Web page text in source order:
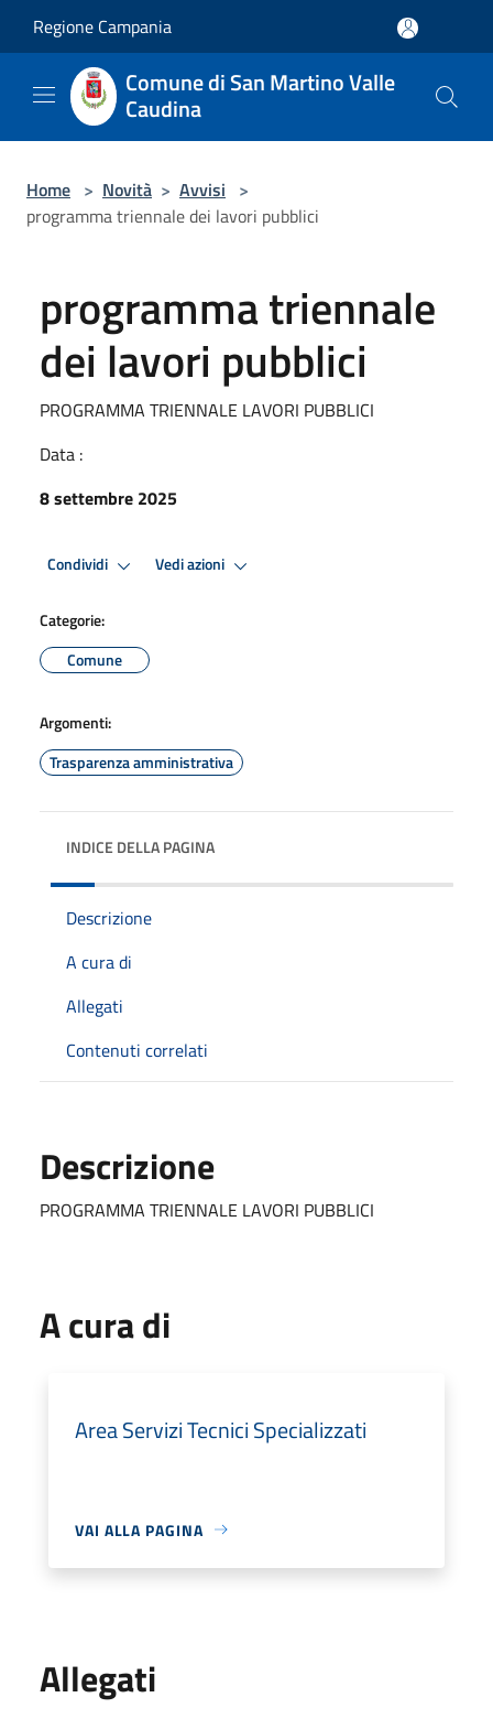
Regione Campania
Comune di San Martino Valle
Caudina
Home > Novità > Avvisi >
programma triennale dei lavori pubblici
programma triennale
dei lavori pubblici
PROGRAMMA TRIENNALE LAVORI PUBBLICI
Data :
8 settembre 2025
Condividi Vedi azioni
Categorie:
Comune
Argomenti:
Trasparenza amministrativa
INDICE DELLA PAGINA
Descrizione
A cura di
Allegati
Contenuti correlati
Descrizione
PROGRAMMA TRIENNALE LAVORI PUBBLICI
A cura di
Area Servizi Tecnici Specializzati
VAI ALLA PAGINA
Allegati